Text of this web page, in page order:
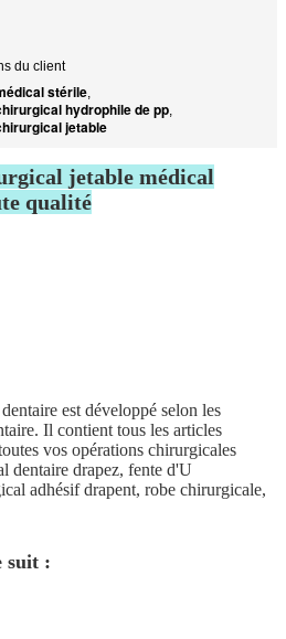
du client
stérile,
hydrophile de pp,
jetable
jetable médical
qualité
est développé selon les
Il contient tous les articles
vos opérations chirurgicales
dentaire drapez, fente d'U
adhésif drapent, robe chirurgicale,
suit :